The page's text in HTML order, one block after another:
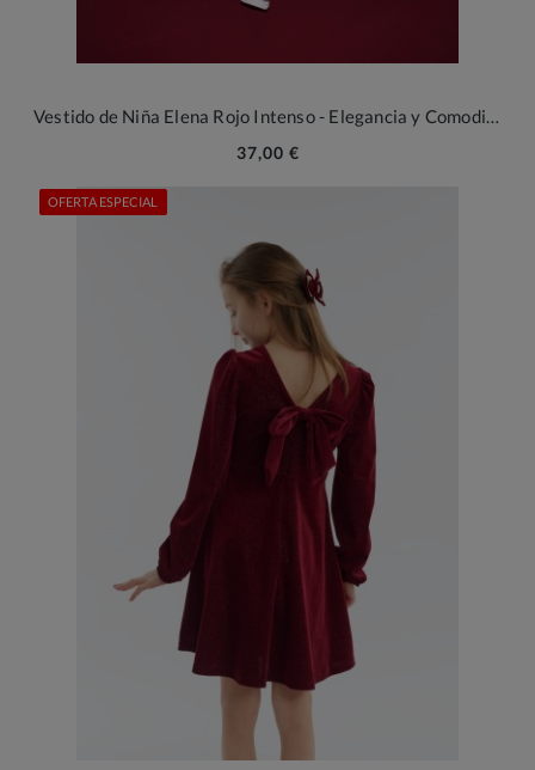
Vestido de Niña Elena Rojo Intenso - Elegancia y Comodidad
37,00 €
OFERTA ESPECIAL